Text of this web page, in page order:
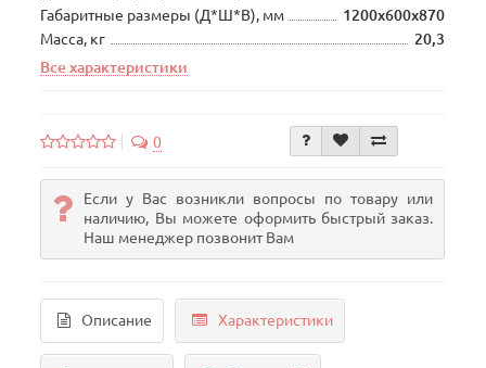
Габаритные размеры (Д*Ш*В), мм
1200х600х870
Масса, кг
20,3
Все характеристики
0
Если у Вас возникли вопросы по товару или
наличию, Вы можете оформить быстрый заказ.
Наш менеджер позвонит Вам
Описание Характеристики